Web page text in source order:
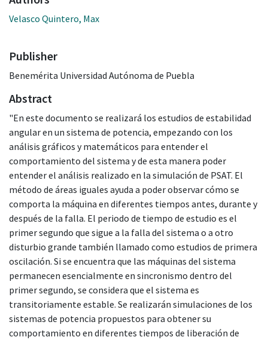
Velasco Quintero, Max
Publisher
Benemérita Universidad Autónoma de Puebla
Abstract
"En este documento se realizará los estudios de estabilidad
angular en un sistema de potencia, empezando con los
análisis gráficos y matemáticos para entender el
comportamiento del sistema y de esta manera poder
entender el análisis realizado en la simulación de PSAT. El
método de áreas iguales ayuda a poder observar cómo se
comporta la máquina en diferentes tiempos antes, durante y
después de la falla. El periodo de tiempo de estudio es el
primer segundo que sigue a la falla del sistema o a otro
disturbio grande también llamado como estudios de primera
oscilación. Si se encuentra que las máquinas del sistema
permanecen esencialmente en sincronismo dentro del
primer segundo, se considera que el sistema es
transitoriamente estable. Se realizarán simulaciones de los
sistemas de potencia propuestos para obtener su
comportamiento en diferentes tiempos de liberación de